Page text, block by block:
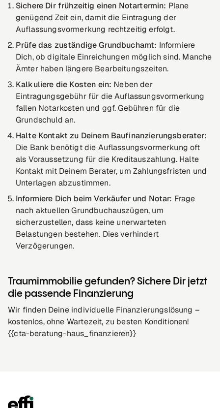
Sichere Dir frühzeitig einen Notartermin: Plane
genügend Zeit ein, damit die Eintragung der
Auflassungsvormerkung rechtzeitig erfolgt.
Prüfe das zuständige Grundbuchamt: Informiere
Dich, ob digitale Einreichungen möglich sind. Manche
Ämter haben längere Bearbeitungszeiten.
Kalkuliere die Kosten ein: Neben der
Eintragungsgebühr für die Auflassungsvormerkung
fallen Notarkosten und ggf. Gebühren für die
Grundschuld an.
Halte Kontakt zu Deinem Baufinanzierungsberater:
Die Bank benötigt die Auflassungsvormerkung oft
als Voraussetzung für die Kreditauszahlung. Halte
Kontakt mit Deinem Berater, um Zahlungsfristen und
Unterlagen abzustimmen.
Informiere Dich beim Verkäufer und Notar: Frage
nach aktuellen Grundbuchauszügen, um
sicherzustellen, dass keine unerwarteten
Belastungen bestehen. Dies verhindert
Verzögerungen.
Traumimmobilie gefunden? Sichere Dir jetzt
die passende Finanzierung
Wir finden Deine individuelle Finanzierungslösung –
kostenlos, ohne Wartezeit, zu besten Konditionen!
{{cta-beratung-haus_finanzieren}}